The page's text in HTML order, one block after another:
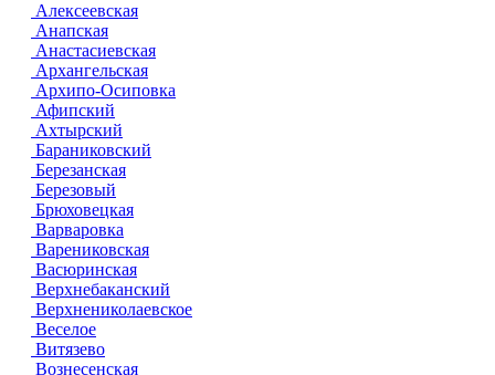
Алексеевская
Анапская
Анастасиевская
Архангельская
Архипо-Осиповка
Афипский
Ахтырский
Бараниковский
Березанская
Березовый
Брюховецкая
Варваровка
Варениковская
Васюринская
Верхнебаканский
Верхнениколаевское
Веселое
Витязево
Вознесенская